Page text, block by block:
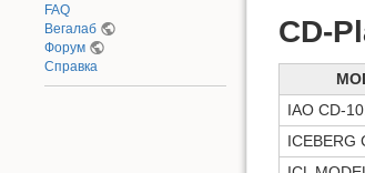
FAQ
Вегалаб
Форум
Справка
CD-
IAO CD-
ICEBERG